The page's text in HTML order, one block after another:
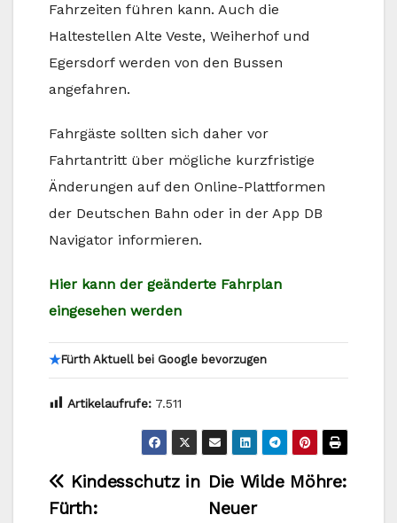
Fahrzeiten führen kann. Auch die
Haltestellen Alte Veste, Weiherhof und
Egersdorf werden von den Bussen
angefahren.
Fahrgäste sollten sich daher vor
Fahrtantritt über mögliche kurzfristige
Änderungen auf den Online-Plattformen
der Deutschen Bahn oder in der App DB
Navigator informieren.
Hier kann der geänderte Fahrplan
eingesehen werden
★Fürth Aktuell bei Google bevorzugen
Artikelaufrufe: 7.511
Beitragsnavigation
Die Wilde Möhre:
Neuer
Kindesschutz in
Fürth: